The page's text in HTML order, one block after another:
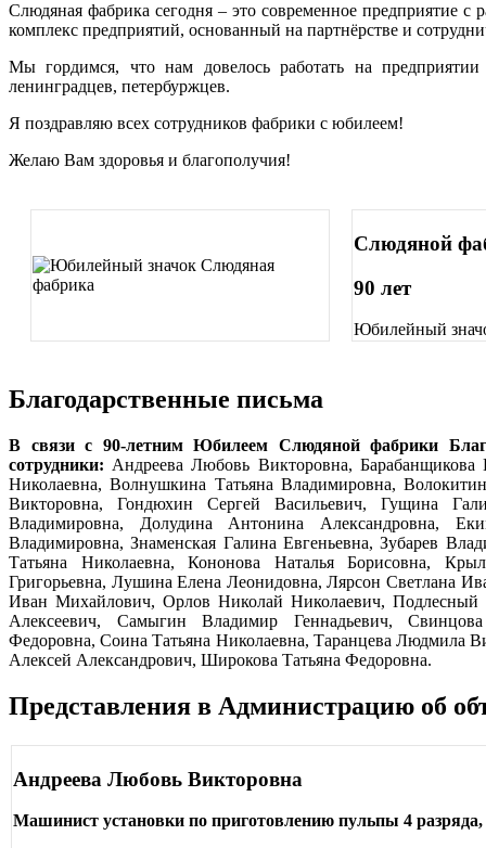
Слюдяная фабрика сегодня – это современное предприятие с
комплекс предприятий, основанный на партнёрстве и
Мы гордимся, что нам довелось работать на
ленинградцев, петербуржцев.
Я поздравляю всех сотрудников фабрики с юбилеем!
Желаю Вам здоровья и благополучия!
Слюдяной
90 лет
Юбилейный
Благодарственные письма
В связи с 90-летним Юбилеем Слюдяной фабрики
сотрудники: Андреева Любовь Викторовна, Барабанщикова
Николаевна, Волнушкина Татьяна Владимировна,
Викторовна, Гондюхин Сергей Васильевич, Гущина
Владимировна, Долудина Антонина Александровна,
Владимировна, Знаменская Галина Евгеньевна, Зубарев
Татьяна Николаевна, Кононова Наталья Борисовна,
Григорьевна, Лушина Елена Леонидовна, Лярсон Светлана
Иван Михайлович, Орлов Николай Николаевич, Подлесный
Алексеевич, Самыгин Владимир Геннадьевич,
Федоровна,Соина Татьяна Николаевна, Таранцева Людмила
Алексей Александрович, Широкова Татьяна Федоровна.
Представления в Администрацию об
Андреева Любовь Викторовна
Машинист установки по приготовлению пульпы 4